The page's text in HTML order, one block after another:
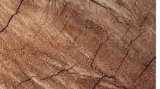
spor ayakkabısıdır.